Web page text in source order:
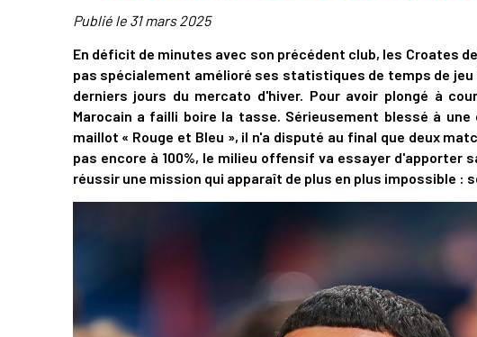
Publié le 31 mars 2025
En déficit de minutes avec son précédent club, les Croates
pas spécialement amélioré ses statistiques de temps de jeu
derniers jours du mercato d'hiver. Pour avoir plongé à
Marocain a failli boire la tasse. Sérieusement blessé à
maillot « Rouge et Bleu », il n'a disputé au final que deux
pas encore à 100%, le milieu offensif va essayer d'apporter
réussir une mission qui apparaît de plus en plus impossible :